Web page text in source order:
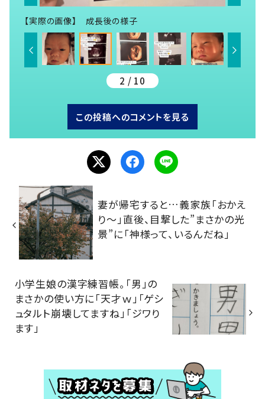
【実際の画像】 成長後の様子
2 / 10
この投稿へのコメントを見る
妻が帰宅すると…義家族「おかえ
り～」直後、目撃した”まさかの光
景”に「神様って、いるんだね」
小学生娘の漢字練習帳。「男」の
まさかの使い方に「天才ｗ」「ゲシ
ュタルト崩壊してますね」「ジワり
ます」